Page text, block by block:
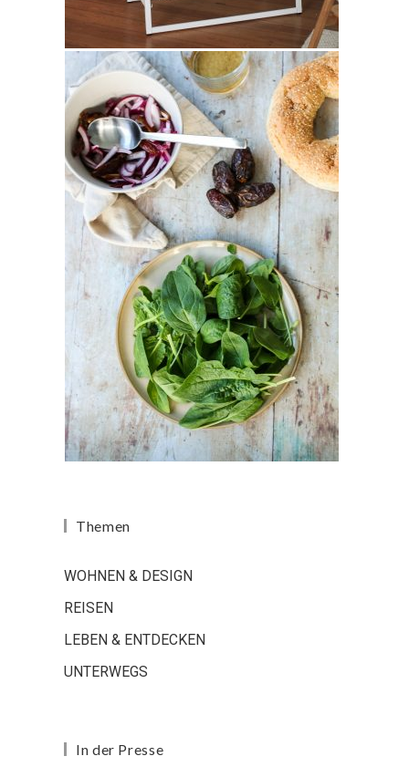
Themen
WOHNEN & DESIGN
REISEN
LEBEN & ENTDECKEN
UNTERWEGS
In der Presse